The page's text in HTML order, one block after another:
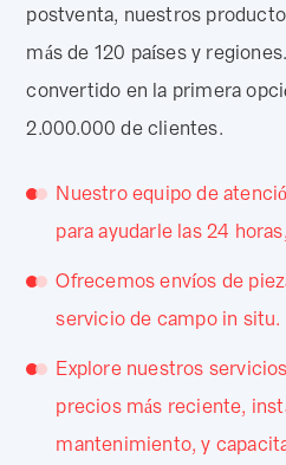
postventa, nuestros
más de 120 países y
convertido en la primera
2.000.000 de clientes.
Nuestro equipo de
para ayudarle las 24
Ofrecemos envíos de
servicio de campo in situ.
Explore nuestros
precios más reciente,
mantenimiento, y